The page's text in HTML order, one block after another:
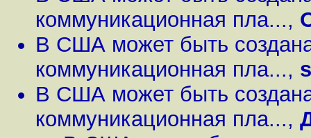
коммуникационная пла...,
В США может быть
коммуникационная пла...,
В США может быть
коммуникационная пла...,